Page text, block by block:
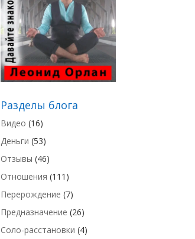
Разделы блога
Видео (16)
Деньги (53)
Отзывы (46)
Отношения (111)
Перерождение (7)
Предназначение (26)
Соло-расстановки (4)